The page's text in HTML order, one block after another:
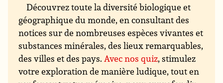
Découvrez toute la diversité biologique et
géographique du monde, en consultant des
notices sur de nombreuses espèces vivantes et
substances minérales, des lieux remarquables,
des villes et des pays. Avec nos quiz, stimulez
votre exploration de manière ludique, tout en